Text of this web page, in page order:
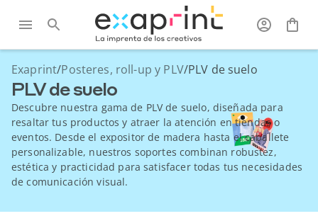
Exaprint/Posteres, roll-up y PLV/PLV de suelo
PLV de suelo
Descubre nuestra gama de PLV de suelo, diseñada para
resaltar tus productos y atraer la atención en tiendas o
eventos. Desde el expositor de madera hasta el caballete
personalizable, nuestros soportes combinan robustez,
estética y practicidad para satisfacer todas tus necesidades
de comunicación visual.